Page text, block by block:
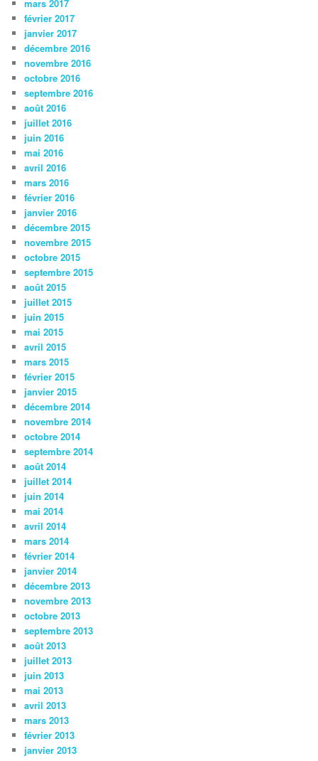
mars 2017
février 2017
janvier 2017
décembre 2016
novembre 2016
octobre 2016
septembre 2016
août 2016
juillet 2016
juin 2016
mai 2016
avril 2016
mars 2016
février 2016
janvier 2016
décembre 2015
novembre 2015
octobre 2015
septembre 2015
août 2015
juillet 2015
juin 2015
mai 2015
avril 2015
mars 2015
février 2015
janvier 2015
décembre 2014
novembre 2014
octobre 2014
septembre 2014
août 2014
juillet 2014
juin 2014
mai 2014
avril 2014
mars 2014
février 2014
janvier 2014
décembre 2013
novembre 2013
octobre 2013
septembre 2013
août 2013
juillet 2013
juin 2013
mai 2013
avril 2013
mars 2013
février 2013
janvier 2013